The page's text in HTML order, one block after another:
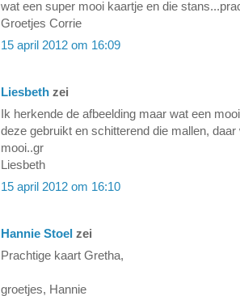
wat een super mooi kaartje en die
Groetjes Corrie
15 april 2012 om 16:09
Liesbeth zei
Ik herkende de afbeelding maar wat een
deze gebruikt en schitterend die mallen,
mooi..gr
Liesbeth
15 april 2012 om 16:10
Hannie Stoel zei
Prachtige kaart Gretha,
groetjes, Hannie